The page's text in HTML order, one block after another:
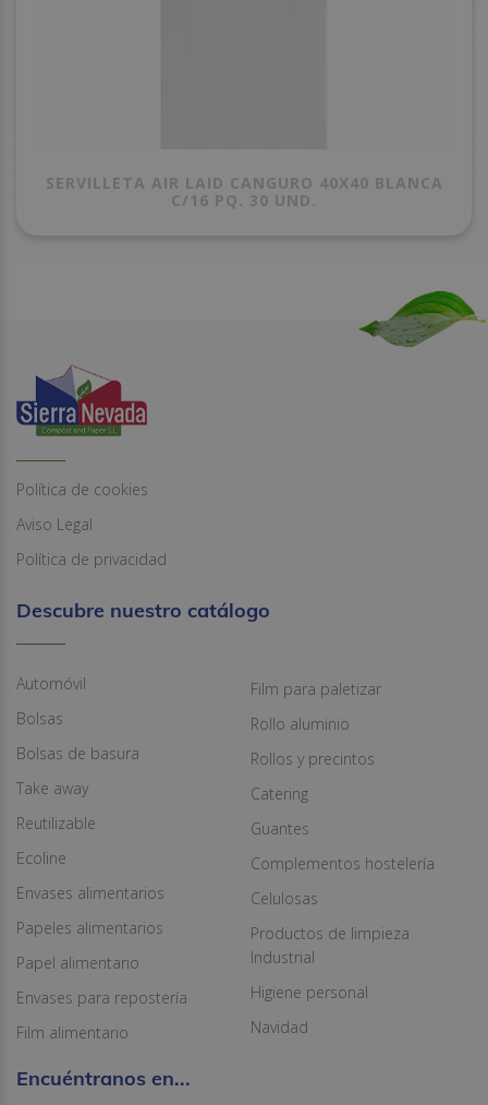
SERVILLETA AIR LAID CANGURO 40X40 BLANCA
C/16 PQ. 30 UND.
Política de cookies
Aviso Legal
Política de privacidad
Descubre nuestro catálogo
Automóvil
Bolsas
Bolsas de basura
Take away
Reutilizable
Ecoline
Envases alimentarios
Papeles alimentarios
Papel alimentario
Envases para repostería
Film alimentario
Film para paletizar
Rollo aluminio
Rollos y precintos
Catering
Guantes
Complementos hostelería
Celulosas
Productos de limpieza
Industrial
Higiene personal
Navidad
Encuéntranos en...